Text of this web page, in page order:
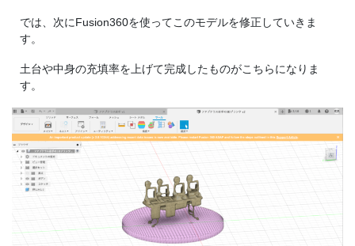
では、次にFusion360を使ってこのモデルを修正していきま
す。
土台や中身の充填率を上げて完成したものがこちらになりま
す。